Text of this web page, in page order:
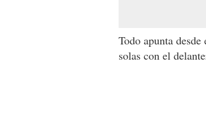
Todo apunta
solas con el